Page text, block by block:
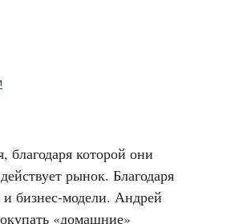
благодаря которой они
рынок. Благодаря
бизнес-модели. Андрей
«домашние»